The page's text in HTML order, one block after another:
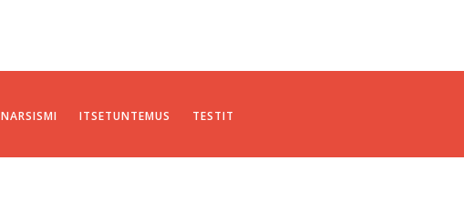
NARSISMI ITSETUNTEMUS TESTIT